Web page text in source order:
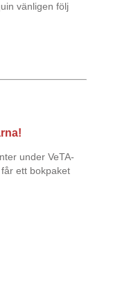
vänligen följ
under VeTA-
ett bokpaket